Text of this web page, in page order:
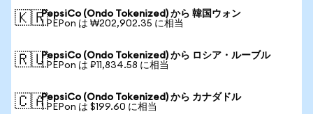
🇰🇷PepsiCo (Ondo Tokenized) から 韓国ウォン
1 PEPon は ₩202,902.35 に相当
🇷🇺PepsiCo (Ondo Tokenized) から ロシア・ルーブル
1 PEPon は ₽11,834.58 に相当
🇨🇦PepsiCo (Ondo Tokenized) から カナダドル
1 PEPon は $199.60 に相当